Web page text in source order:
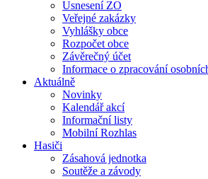
Usnesení ZO
Veřejné zakázky
Vyhlášky obce
Rozpočet obce
Závěrečný účet
Informace o zpracování
Aktuálně
Novinky
Kalendář akcí
Informační listy
Mobilní Rozhlas
Hasiči
Zásahová jednotka
Soutěže a závody